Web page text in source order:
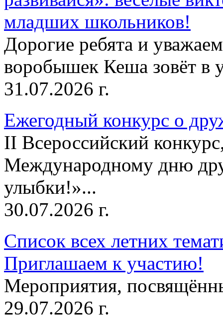
младших школьников!
Дорогие ребята и
воробышек Кеша зовёт в
31.07.2026 г.
Ежегодный конкурс о
II Всероссийский
Международному дню
улыбки!»...
30.07.2026 г.
Список всех летних
Приглашаем к участию!
Мероприятия,
29.07.2026 г.